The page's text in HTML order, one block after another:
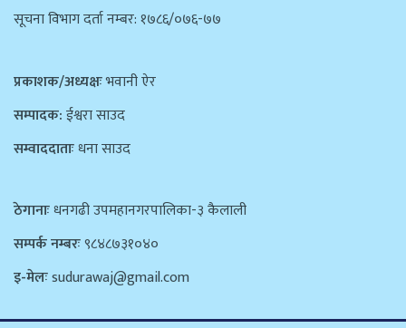
सूचना विभाग दर्ता नम्बर: १७८६/०७६-७७
प्रकाशक/अध्यक्षःभवानी ऐर
सम्पादक:ईश्वरा साउद
सम्वाददाताःधना साउद
ठेगानाःधनगढी उपमहानगरपालिका-३ कैलाली
सम्पर्क नम्बरः९८४८७३१०४०
इ-मेलःsudurawaj@gmail.com